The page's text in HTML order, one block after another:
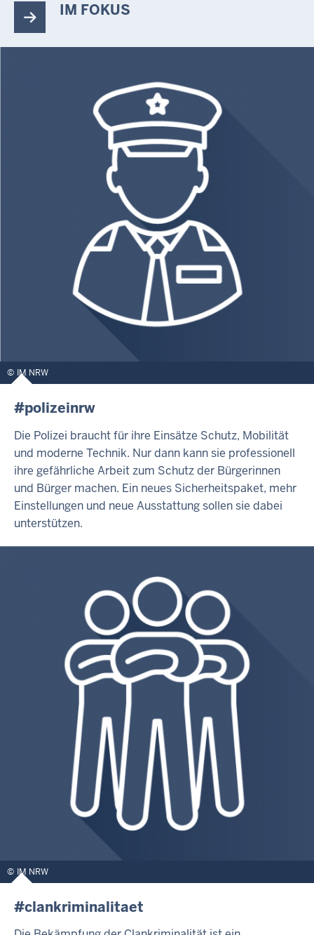
IM FOKUS
IM NRW
#polizeinrw
Die Polizei braucht für ihre Einsätze Schutz, Mobilität
und moderne Technik. Nur dann kann sie professionell
ihre gefährliche Arbeit zum Schutz der Bürgerinnen
und Bürger machen. Ein neues Sicherheitspaket, mehr
Einstellungen und neue Ausstattung sollen sie dabei
unterstützen.
IM NRW
#clankriminalitaet